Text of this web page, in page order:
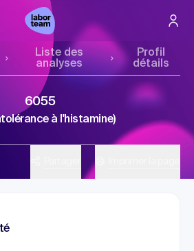
Liste des
analyses
Profil
détails
6055
à l'histamine)